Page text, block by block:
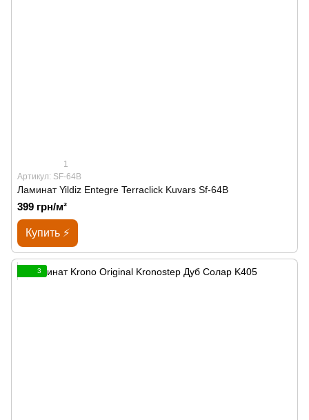
1
Артикул: SF-64B
Ламинат Yildiz Entegre Terraclick Kuvars Sf-64B
399 грн/м²
Купить ⚡
3